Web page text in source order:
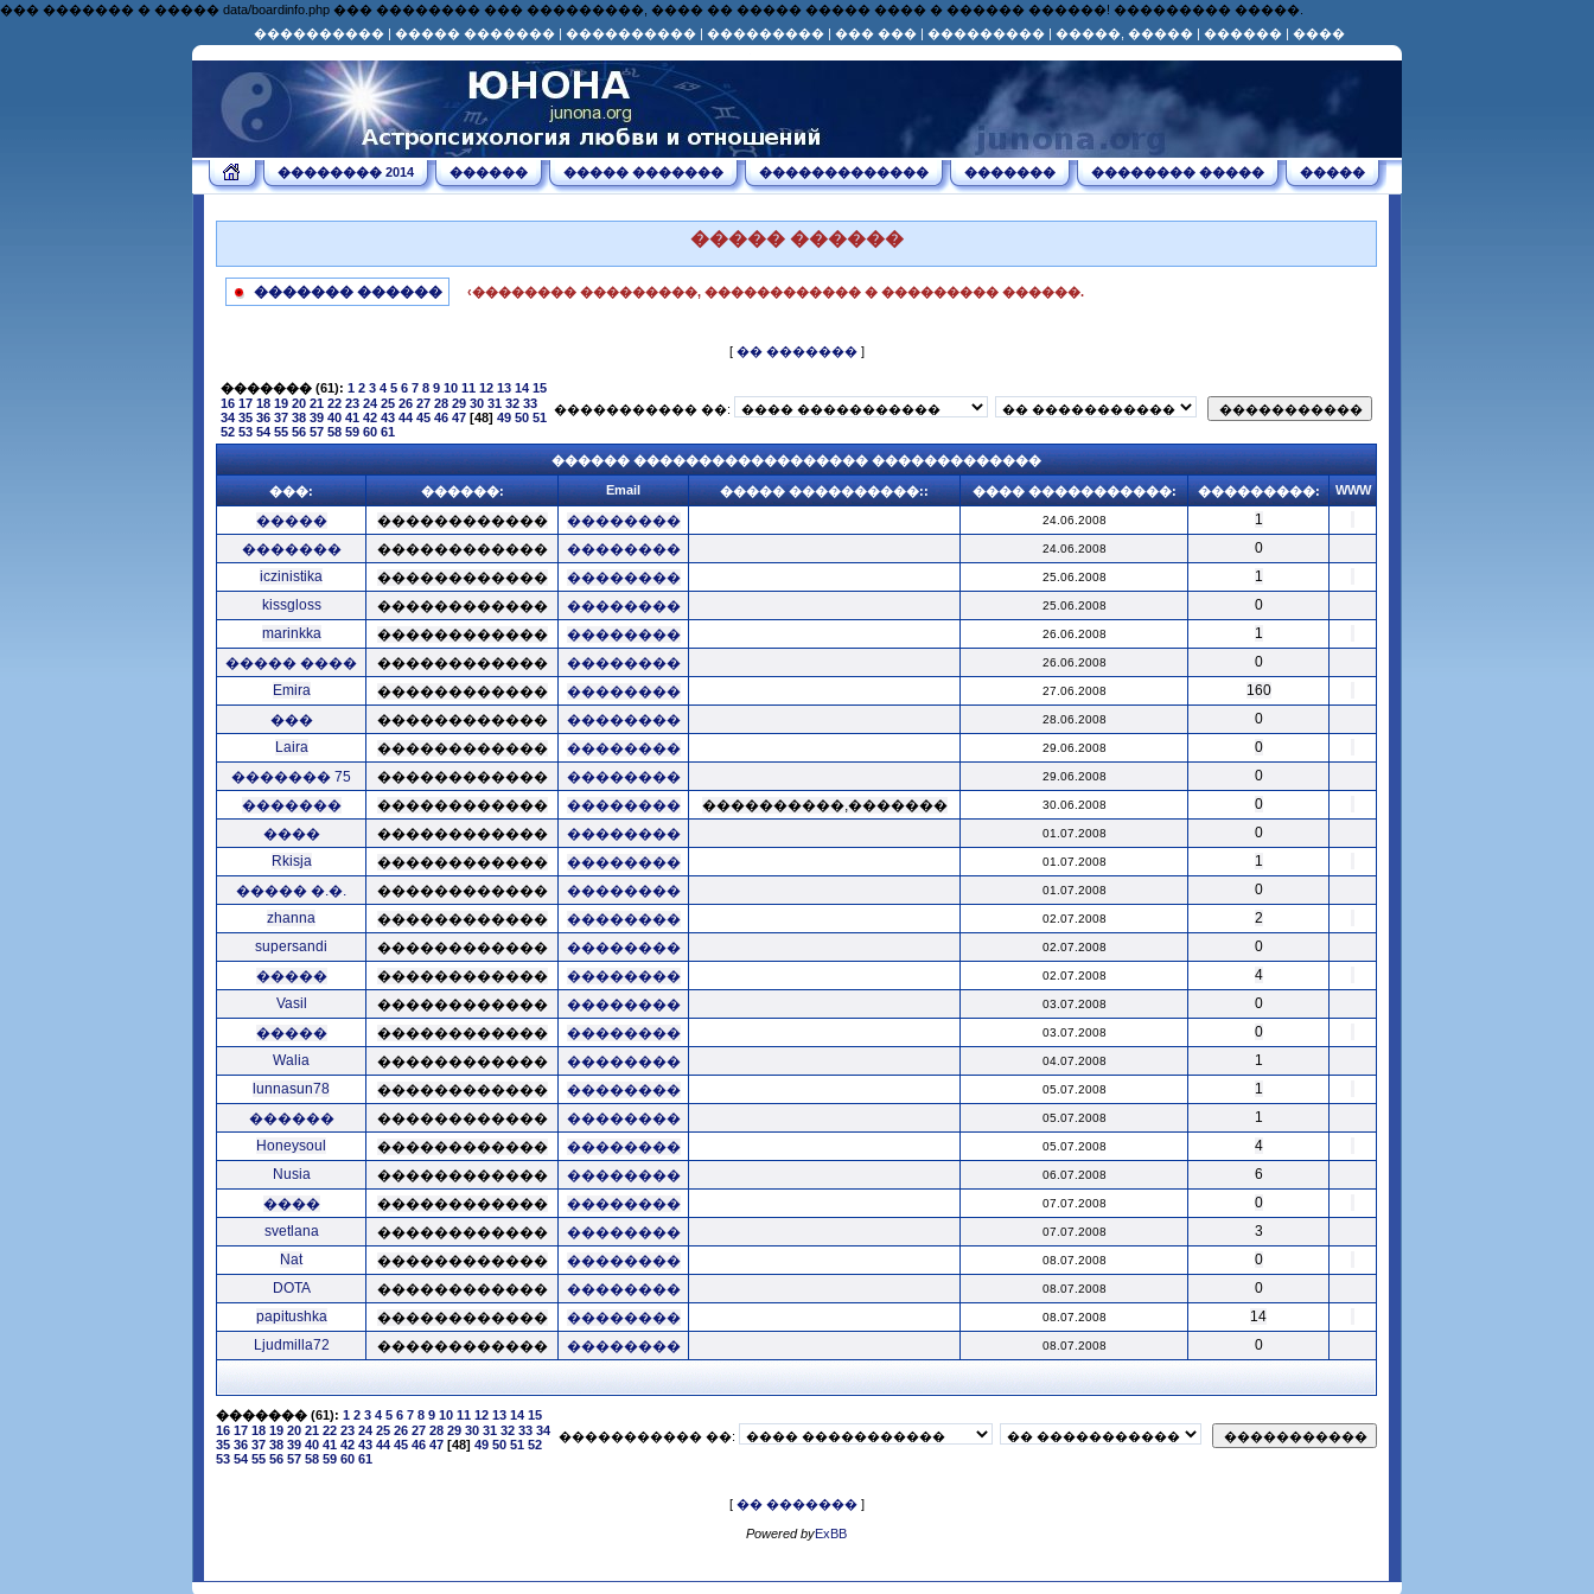
��� ������� � ����� data/boardinfo.php ��� �������� ��� ���������, ���� �� ����� ����� ���� � ������ ������! ��������� �����.
���������� | ����� ������� | ���������� | ��������� | ��� ��� | ��������� | �����, ����� | ������ | ����
�������� 2014 ������ ����� ������� ������������� ������� �������� ����� �����
����� ������
������� ������ ‹�������� ���������, ������������ � ��������� ������.
[ �� �������]
������� (61): 1 2 3 4 5 6 7 8 9 10 11 12 13 14 15
16 17 18 19 20 21 22 23 24 25 26 27 28 29 30 31 32 33
34 35 36 37 38 39 40 41 42 43 44 45 46 47 [48] 49 50 51
52 53 54 55 56 57 58 59 60 61
����������� ��:
������ ������������������ �������������
���: ������: Email ����� ����������:: ���� �����������: ���������: WWW
����� ������������ �������� 24.06.2008
1
�������
������������ �������� 24.06.2008
0
iczinistika
������������ �������� 25.06.2008
1
kissgloss
������������ �������� 25.06.2008
0
marinkka
������������ �������� 26.06.2008
1
����� ����
������������ �������� 26.06.2008
0
Emira
������������ �������� 27.06.2008
160
���
������������ �������� 28.06.2008
0
Laira
������������ �������� 29.06.2008
0
������� 75
������������ �������� 29.06.2008
0
�������
������������ �������� ����������,������� 30.06.2008
0
����
������������ �������� 01.07.2008
0
Rkisja
������������ �������� 01.07.2008
1
����� �.�.
������������ �������� 01.07.2008
0
zhanna
������������ �������� 02.07.2008
2
supersandi
������������ �������� 02.07.2008
0
�����
������������ �������� 02.07.2008
4
Vasil
������������ �������� 03.07.2008
0
�����
������������ �������� 03.07.2008
0
Walia
������������ �������� 04.07.2008
1
lunnasun78
������������ �������� 05.07.2008
1
������
������������ �������� 05.07.2008
1
Honeysoul
������������ �������� 05.07.2008
4
Nusia
������������ �������� 06.07.2008
6
����
������������ �������� 07.07.2008
0
svetlana
������������ �������� 07.07.2008
3
Nat
������������ �������� 08.07.2008
0
DOTA
������������ �������� 08.07.2008
0
papitushka
������������ �������� 08.07.2008
14
Ljudmilla72
������������ �������� 08.07.2008 0
������� (61): 1 2 3 4 5 6 7 8 9 10 11 12 13 14 15
16 17 18 19 20 21 22 23 24 25 26 27 28 29 30 31 32 33 34
35 36 37 38 39 40 41 42 43 44 45 46 47 [48] 49 50 51 52
53 54 55 56 57 58 59 60 61
����������� ��:
[ �� �������]
Powered byExBB